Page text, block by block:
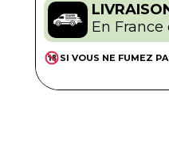
En France
SI VOUS NE FUMEZ